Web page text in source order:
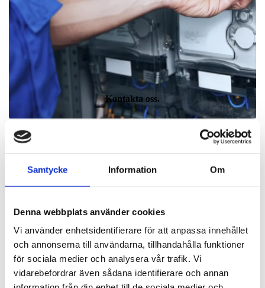
Samtycke Information Om
Denna webbplats använder cookies
Vi använder enhetsidentifierare för att anpassa innehållet
och annonserna till användarna, tillhandahålla funktioner
för sociala medier och analysera vår trafik. Vi
vidarebefordrar även sådana identifierare och annan
Kontakta oss.
För dig som vill ha extra trygghet.
Våra trygghetsavtal är utformade så att du som kund kan
hitta...